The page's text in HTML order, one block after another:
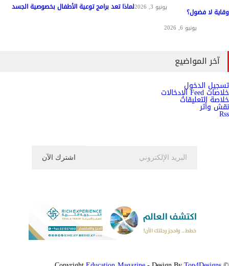
المناهج وطرق التدريس يونيو 3, 2026 لماذا تعد برامج توعية الأطفال بخصوصية الجسد وقاية لا فضول؟
يونيو 6, 2026
آخر المواضيع
تسجيل الدخول
خلاصات Feed الإدخالات
خلاصة التعليقات
نقش وأثر
Rss